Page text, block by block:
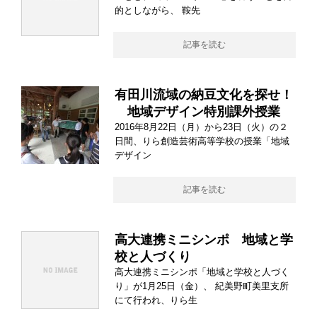
的としながら、 鞍先
記事を読む
有田川流域の納豆文化を探せ！
地域デザイン特別課外授業
2016年8月22日（月）から23日（火）の２
日間、りら創造芸術高等学校の授業「地域
デザイン
記事を読む
高大連携ミニシンポ 地域と学
校と人づくり
高大連携ミニシンポ「地域と学校と人づく
り」が1月25日（金）、 紀美野町美里支所
にて行われ、りら生